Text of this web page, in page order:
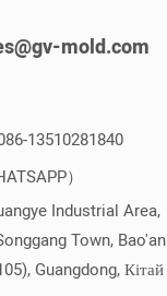
mold.com
13510281840
）
Industrial Area,
Town, Bao'an
Guangdong, Кітай